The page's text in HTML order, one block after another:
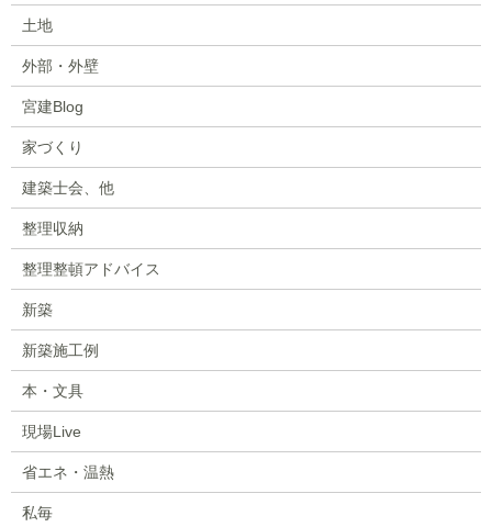
土地
外部・外壁
宮建Blog
家づくり
建築士会、他
整理収納
整理整頓アドバイス
新築
新築施工例
本・文具
現場Live
省エネ・温熱
私毎